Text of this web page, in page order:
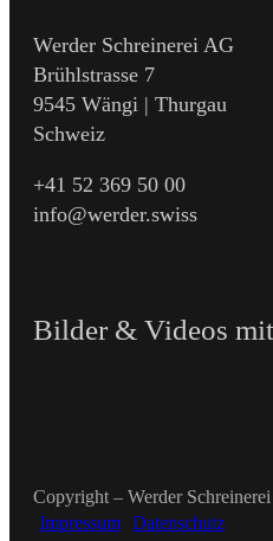
Werder Schreinerei AG
Brühlstrasse 7
9545 Wängi | Thurgau
Schweiz
+41 52 369 50 00
info@werder.swiss
Bilder & Videos
Copyright – Werder
Impressum Datenschutz